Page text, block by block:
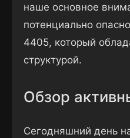
наше основное
потенциально
4405, который
структурой.
Обзор
Сегодняшний день